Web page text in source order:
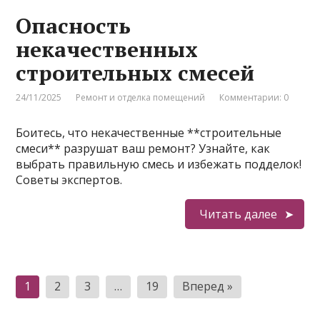
Опасность
некачественных
строительных смесей
24/11/2025 Ремонт и отделка помещений Комментарии: 0
Боитесь, что некачественные **строительные
смеси** разрушат ваш ремонт? Узнайте, как
выбрать правильную смесь и избежать подделок!
Советы экспертов.
Читать далее
Пагинация
1 2 3 … 19 Вперед »